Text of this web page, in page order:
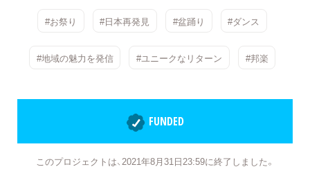
#お祭り #日本再発見 #盆踊り #ダンス
#地域の魅力を発信 #ユニークなリターン #邦楽
FUNDED
このプロジェクトは、2021年8月31日23:59に終了しました。